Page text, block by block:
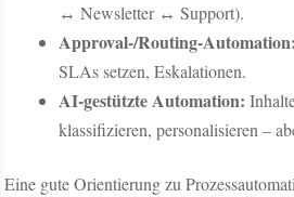
↔ Newsletter ↔ Support).
Approval-/Routing-Automation:
SLAs setzen, Eskalationen.
AI-gestützte Automation:
klassifizieren, personalisieren –
Eine gute Orientierung zu